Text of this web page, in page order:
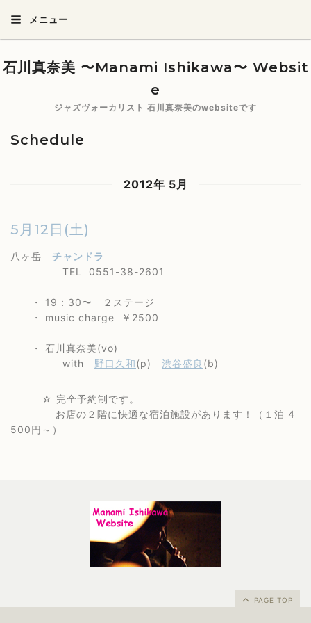
メニュー
石川真奈美 〜Manami Ishikawa〜 Websit
e
ジャズヴォーカリスト 石川真奈美のwebsiteです
Schedule
2012年 5月
5月12日(土)
八ヶ岳 チャンドラ
TEL 0551-38-2601
・ 19：30〜 ２ステージ
・ music charge ￥2500
・ 石川真奈美(vo)
with 野口久和(p) 渋谷盛良 (b)
☆ 完全予約制です。
お店の２階に快適な宿泊施設があります！（１泊 4
500円～）
PAGE TOP